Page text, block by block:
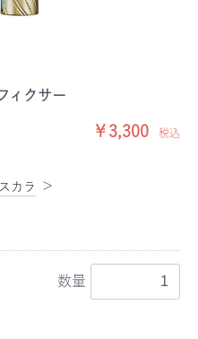
ィクサー
￥3,300 税込
カラ ＞
数量